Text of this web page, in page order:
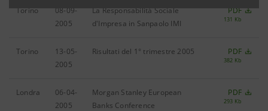
Torino
08-09-
2005
La Responsabilità Sociale
d'Impresa in Sanpaolo IMI
PDF
131 Kb
Torino
13-05-
2005
Risultati del 1° trimestre 2005 PDF
382 Kb
Londra
06-04-
2005
Morgan Stanley European
Banks Conference
PDF
293 Kb